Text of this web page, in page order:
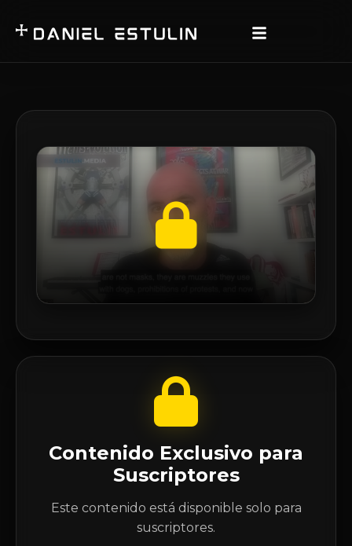
Contenido Exclusivo para
Suscriptores
Este contenido está disponible solo para
suscriptores.